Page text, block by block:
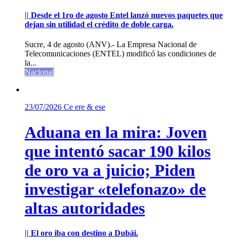
|| Desde el 1ro de agosto Entel lanzó nuevos paquetes que
dejan sin utilidad el crédito de doble carga.
Sucre, 4 de agosto (ANV).- La Empresa Nacional de
Telecomunicaciones (ENTEL) modificó las condiciones de
la...
Nacional
23/07/2026 Ce ere & ese
Aduana en la mira: Joven
que intentó sacar 190 kilos
de oro va a juicio; Piden
investigar «telefonazo» de
altas autoridades
|| El oro iba con destino a Dubái.